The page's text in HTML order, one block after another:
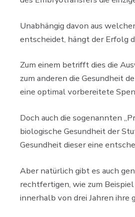
Unabhängig davon aus
entscheidet, hängt der Erfolg
Zum einem betrifft dies die
zum anderen die Gesundheit
eine optimal vorbereitete
Doch auch die sogenannten
biologische Gesundheit der
Gesundheit dieser eine
Aber natürlich gibt es auch
rechtfertigen, wie zum
innerhalb von drei Jahren ihre